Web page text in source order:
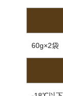
60g×2袋